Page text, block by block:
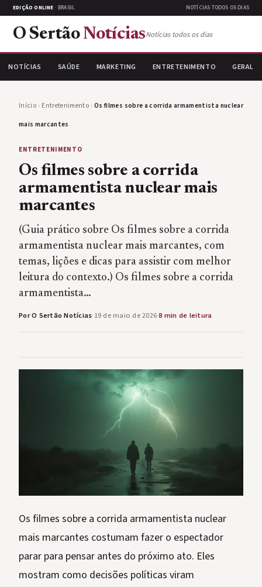
EDIÇÃO ONLINE · BRASIL NOTÍCIAS TODOS OS DIAS
O Sertão NotíciasNotícias todos os dias
NOTÍCIAS SAÚDE MARKETING ENTRETENIMENTO GERAL
Início › Entretenimento ›Os filmes sobre a corrida armamentista nuclear
mais marcantes
ENTRETENIMENTO
Os filmes sobre a corrida
armamentista nuclear mais
marcantes
(Guia prático sobre Os filmes sobre a corrida
armamentista nuclear mais marcantes, com
temas, lições e dicas para assistir com melhor
leitura do contexto.) Os filmes sobre a corrida
armamentista…
Por O Sertão Notícias·19 de maio de 2026·8 min de leitura
Os filmes sobre a corrida armamentista nuclear
mais marcantes costumam fazer o espectador
parar para pensar antes do próximo ato. Eles
mostram como decisões políticas viram